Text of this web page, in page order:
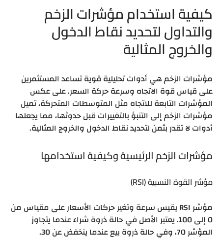
كيفية استخدام مؤشرات الزخم
والتداول لتحديد نقاط الدخول
والخروج المثالية
مؤشرات الزخم هي أدوات تحليلية قوية تساعد المستثمرين
على قياس قوة الاتجاه وسرعة حركة السعر. على عكس
المؤشرات التابعة للاتجاه مثل المتوسطات المتحركة، تميل
مؤشرات الزخم إلى التنبؤ بالتغييرات قبل حدوثها، مما يجعلها
أدوات لا تقدر بثمن لتحديد نقاط الدخول والخروج المثالية.
مؤشرات الزخم الرئيسية وكيفية استخدامها
مؤشر القوة النسبية (RSI)
مؤشر RSI يقيس سرعة وتغير حركات الأسعار على مقياس من
0 إلى 100. يعتبر الأصل في حالة ذروة شراء عندما يتجاوز
المؤشر 70، وفي حالة ذروة بيع عندما ينخفض عن 30.